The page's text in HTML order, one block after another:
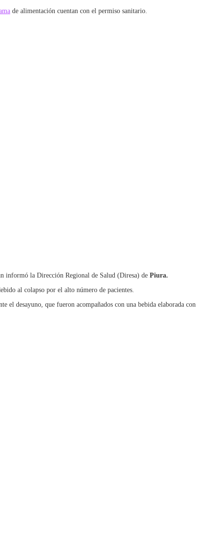
de alimentación cuentan con el permiso sanitario.
informó la Dirección Regional de Salud (Diresa) de Piura.
al colapso por el alto número de pacientes.
el desayuno, que fueron acompañados con una bebida elaborada con